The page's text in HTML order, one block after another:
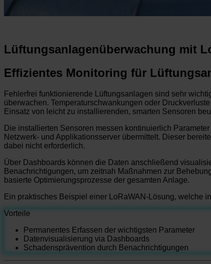
Lüftungsanlagenüberwachung mit
Effizientes Monitoring für
Fehlerfrei funktionierende Lüftungsanlagen sind sehr
überwachen. Temperaturschwankungen oder
Einsatz von leicht zu installierenden, smarten Sensoren
Die installierten Sensoren messen kontinuierlich
Netzwerk- und Applikationsserver übermittelt. Dieser
dabei nicht erforderlich.
Über Dashboards können die Daten anschließend
Benachrichtigungen, um zeitnah Maßnahmen zur
basierte Optimierungsprozesse der gesamten Anlage.
Ein praktisches Beispiel einer LoRaWAN-Lösung, welche
Vorteile
Permanentes Erfassen der wichtigsten Parameter
Datenvisualisierung via Dashboards
Schadensprävention durch Benachrichtigungen